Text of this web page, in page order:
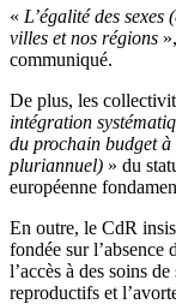
« L’égalité des
villes et nos régions
communiqué.
De plus, les
intégration
du prochain budget
pluriannuel) » du
européenne
En outre, le CdR
fondée sur l’absence
l’accès à des soins
reproductifs et